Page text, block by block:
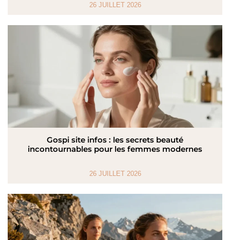
26 JUILLET 2026
Gospi site infos : les secrets beauté
incontournables pour les femmes modernes
26 JUILLET 2026